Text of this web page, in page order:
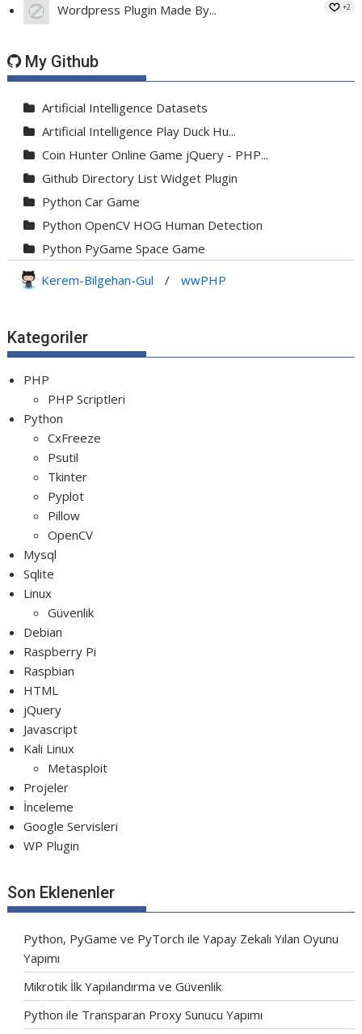
Wordpress Plugin Made By... +2
My Github
Artificial Intelligence Datasets
Artificial Intelligence Play Duck Hu...
Coin Hunter Online Game jQuery - PHP...
Github Directory List Widget Plugin
Python Car Game
Python OpenCV HOG Human Detection
Python PyGame Space Game
Python PyGame Yılan Oyunu - Snake G...
Python Transparent Proxy Server
Kerem-Bilgehan-Gul / wwPHP
Kategoriler
PHP
PHP Scriptleri
Python
CxFreeze
Psutil
Tkinter
Pyplot
Pillow
OpenCV
Mysql
Sqlite
Linux
Güvenlik
Debian
Raspberry Pi
Raspbian
HTML
jQuery
Javascript
Kali Linux
Metasploit
Projeler
İnceleme
Google Servisleri
WP Plugin
Son Eklenenler
Python, PyGame ve PyTorch ile Yapay Zekalı Yılan Oyunu
Yapımı
Mikrotik İlk Yapılandırma ve Güvenlik
Python ile Transparan Proxy Sunucu Yapımı